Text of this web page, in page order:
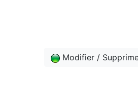
Modifier /